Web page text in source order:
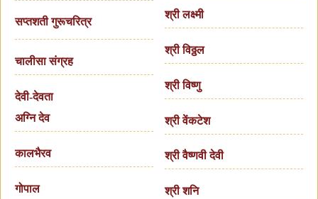
सप्तशती गुरूचरित्र
चालीसा संग्रह
देवी-देवता
अग्नि देव
कालभैरव
गोपाल
श्री लक्ष्मी
श्री विठ्ठल
श्री विष्णु
श्री वेंकटेश
श्री वैष्णवी देवी
श्री शनि